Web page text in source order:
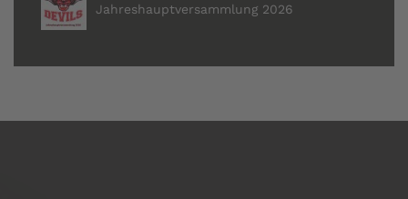
Jahreshauptversammlung 2026